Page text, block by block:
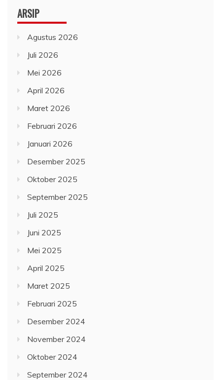
ARSIP
Agustus 2026
Juli 2026
Mei 2026
April 2026
Maret 2026
Februari 2026
Januari 2026
Desember 2025
Oktober 2025
September 2025
Juli 2025
Juni 2025
Mei 2025
April 2025
Maret 2025
Februari 2025
Desember 2024
November 2024
Oktober 2024
September 2024